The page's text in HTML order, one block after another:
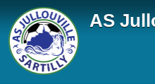
AS
Panneau de gestion des